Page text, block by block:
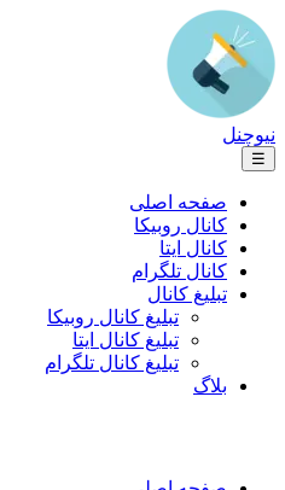
نیوچنل
☰
صفحه اصلی
کانال روبیکا
کانال ایتا
کانال تلگرام
تبلیغ کانال
تبلیغ کانال روبیکا
تبلیغ کانال ایتا
تبلیغ کانال تلگرام
بلاگ